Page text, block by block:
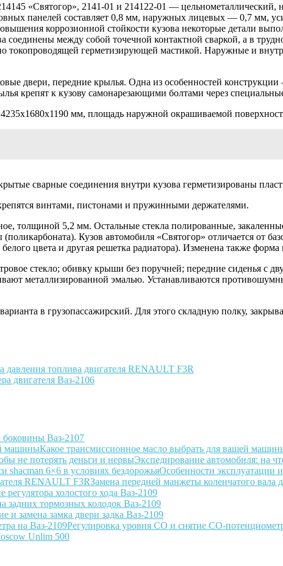
«Святогор», 2141-01 и 214122-01 —
панелей составляет 0,8 мм, наружных лицевых — 0,7 мм,
коррозионной стойкости кузова некоторые детали
между собой точечной контактной сваркой, а в
токопроводящей герметизирующей мастикой. Наружные и
двери, передние крылья. Одна из особенностей
крепят к кузову самонарезающими болтами через
мм, площадь наружной окрашиваемой
сварные соединения внутри кузова герметизированы
винтами, пистонами и пружинными держателями.
толщиной 5,2 мм. Остальные стекла полированные,
Кузов автомобиля «Святогор» отличается от
цвета и другая решетка радиатора). Изменена также
стекло; обивку крыши без поручней; передние сиденья с
металлизированной эмалью. Устанавливаются
в грузопассажирский. Для этого складную полку,
топлива двигателя RENAULT F3R
двигателя Ваз-2106
боковины Ваз-2107
Какое трансмиссионное масло выбрать для вашей
Экспедирование автомобиля: на
Особенности эксплуатации
Замена передней манжеты коленчатого вала
регулятора холостого хода Ваз-2109
задних тормозных колодок Ваз-2109
и замена замка двери задка Ваз-2109
Регулировка уровня СО и снятие СО-
Unlim 500